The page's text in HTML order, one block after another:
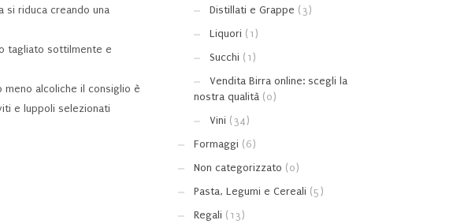
si riduca creando una
tagliato sottilmente e
alcoliche il consiglio è
e luppoli selezionati
Distillati e Grappe (3)
Liquori (1)
Succhi (1)
Vendita Birra online: scegli la
nostra qualità (0)
Vini (34)
Formaggi (6)
Non categorizzato (0)
Pasta, Legumi e Cereali (5)
Regali (13)